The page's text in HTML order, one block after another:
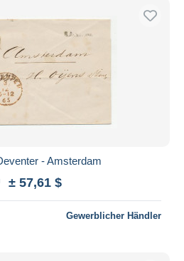
- Amsterdam
± 57,61 $
Gewerblicher Händler